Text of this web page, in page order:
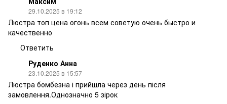
29.10.2025 в 19:12
Люстра топ цена огонь всем советую очень быстро и
качественно
Ответить
Руденко Анна
23.10.2025 в 15:57
Люстра бомбезна і прийшла через день після
замовлення.Однозначно 5 зірок